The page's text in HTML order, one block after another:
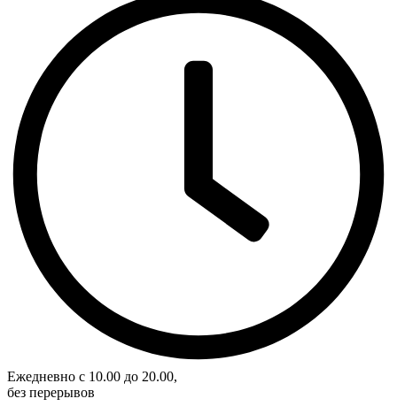
Eжедневно с 10.00 до 20.00,
без перерывов